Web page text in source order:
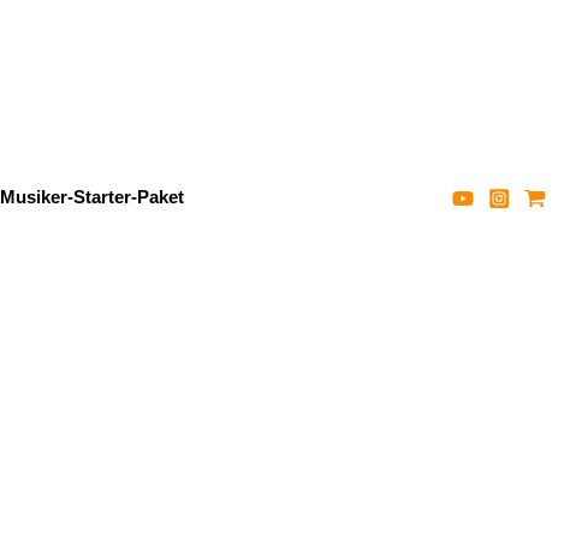
Musiker-Starter-Paket